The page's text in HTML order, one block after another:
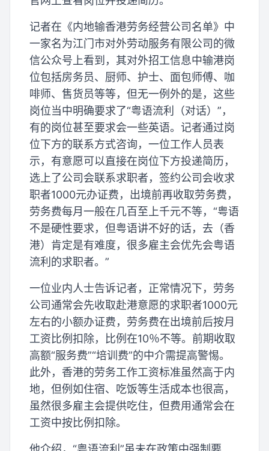
记者在《内地输香港劳务经营公司名单》中
一家名为江门市对外劳动服务有限公司的微
信公众号上看到，其对外招工信息中输港岗
位包括房务员、厨师、护士、面包师傅、咖
啡师、售货员等等，但无一例外的是，这些
岗位当中明确要求了“粤语流利（对话）”，
有的岗位甚至要求会一些英语。记者通过岗
位下方的联系方式咨询，一位工作人员表
示，有意愿可以直接在岗位下方投递简历，
选上了公司会联系求职者，签约公司会收求
职者1000元办证费，出境前再收取劳务费，
劳务费每月一般在几百至上千元不等，“粤语
不是硬性要求，但粤语讲不好的话，去（香
港）肯定是有难度，很多雇主会优先会粤语
流利的求职者。”
一位业内人士告诉记者，正常情况下，劳务
公司通常会先收取赴港意愿的求职者1000元
左右的小额办证费，劳务费在出境前后按月
工资比例扣除，比例在10％不等。前期收取
高额“服务费”“培训费”的中介需提高警惕。
此外，香港的劳务工作工资标准虽然高于内
地，但例如住宿、吃饭等生活成本也很高，
虽然很多雇主会提供吃住，但费用通常会在
工资中按比例扣除。